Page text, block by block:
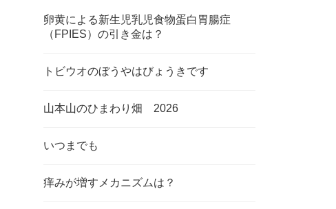
卵黄による新生児乳児食物蛋白胃腸症
（FPIES）の引き金は？
トビウオのぼうやはびょうきです
山本山のひまわり畑 2026
いつまでも
痒みが増すメカニズムは？